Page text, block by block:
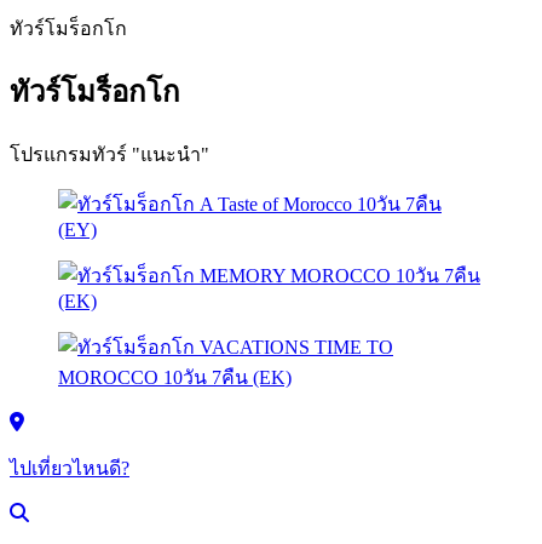
ทัวร์โมร็อกโก
ทัวร์โมร็อกโก
โปรแกรมทัวร์ "แนะนำ"
ไปเที่ยวไหนดี?